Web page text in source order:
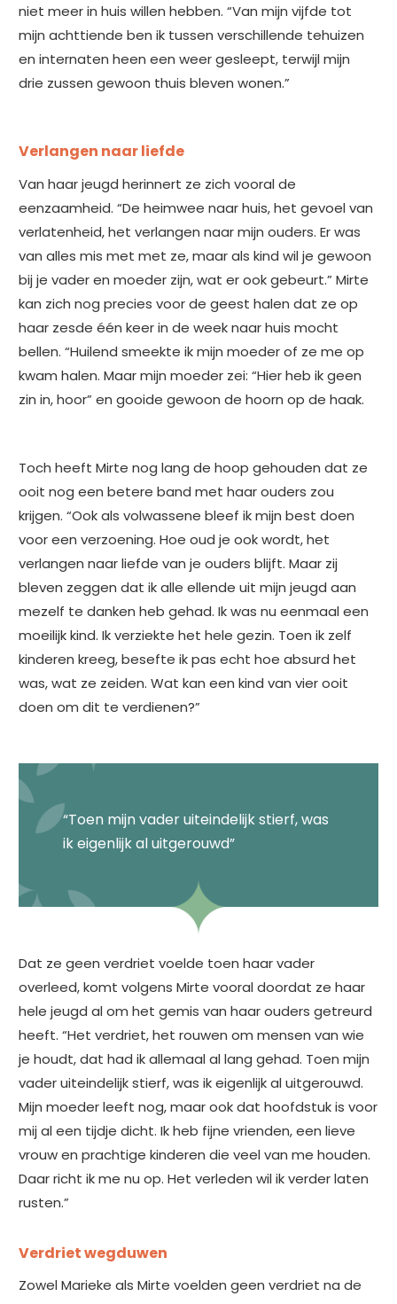
niet meer in huis willen hebben. “Van mijn vijfde tot
mijn achttiende ben ik tussen verschillende tehuizen
en internaten heen een weer gesleept, terwijl mijn
drie zussen gewoon thuis bleven wonen.”
Verlangen naar liefde
Van haar jeugd herinnert ze zich vooral de
eenzaamheid. “De heimwee naar huis, het gevoel van
verlatenheid, het verlangen naar mijn ouders. Er was
van alles mis met met ze, maar als kind wil je gewoon
bij je vader en moeder zijn, wat er ook gebeurt.” Mirte
kan zich nog precies voor de geest halen dat ze op
haar zesde één keer in de week naar huis mocht
bellen. “Huilend smeekte ik mijn moeder of ze me op
kwam halen. Maar mijn moeder zei: “Hier heb ik geen
zin in, hoor” en gooide gewoon de hoorn op de haak.
Toch heeft Mirte nog lang de hoop gehouden dat ze
ooit nog een betere band met haar ouders zou
krijgen. “Ook als volwassene bleef ik mijn best doen
voor een verzoening. Hoe oud je ook wordt, het
verlangen naar liefde van je ouders blijft. Maar zij
bleven zeggen dat ik alle ellende uit mijn jeugd aan
mezelf te danken heb gehad. Ik was nu eenmaal een
moeilijk kind. Ik verziekte het hele gezin. Toen ik zelf
kinderen kreeg, besefte ik pas echt hoe absurd het
was, wat ze zeiden. Wat kan een kind van vier ooit
doen om dit te verdienen?”
“Toen mijn vader uiteindelijk stierf, was
ik eigenlijk al uitgerouwd”
Dat ze geen verdriet voelde toen haar vader
overleed, komt volgens Mirte vooral doordat ze haar
hele jeugd al om het gemis van haar ouders getreurd
heeft. “Het verdriet, het rouwen om mensen van wie
je houdt, dat had ik allemaal al lang gehad. Toen mijn
vader uiteindelijk stierf, was ik eigenlijk al uitgerouwd.
Mijn moeder leeft nog, maar ook dat hoofdstuk is voor
mij al een tijdje dicht. Ik heb fijne vrienden, een lieve
vrouw en prachtige kinderen die veel van me houden.
Daar richt ik me nu op. Het verleden wil ik verder laten
rusten.”
Verdriet wegduwen
Zowel Marieke als Mirte voelden geen verdriet na de